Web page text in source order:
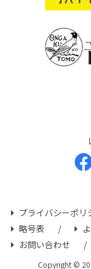
プライバシーポリ
略号表
お問い合わせ
Copyright ©